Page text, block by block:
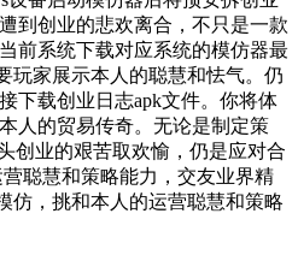
到创业的悲欢离合，不只是一款
前系统下载对应系统的模仿器最
玩家展示本人的聪慧和怯气。仍
下载创业日志apk文件。你将体
人的贸易传奇。无论是制定策
创业的艰苦取欢愉，仍是应对合
聪慧和策略能力，交友业界精
仿，挑和本人的运营聪慧和策略